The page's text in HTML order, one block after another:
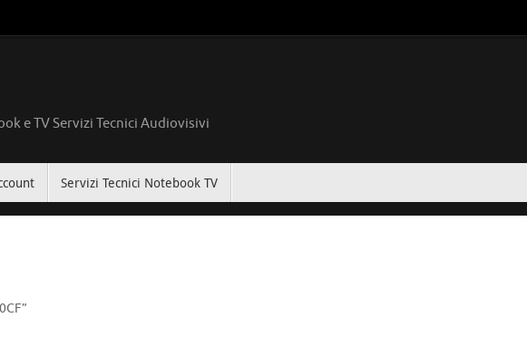
e TV Servizi Tecnici Audiovisivi
Servizi Tecnici Notebook TV